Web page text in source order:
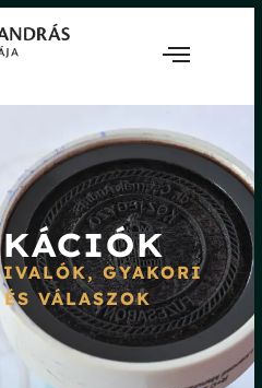
GYAKORI
VÁLASZOK